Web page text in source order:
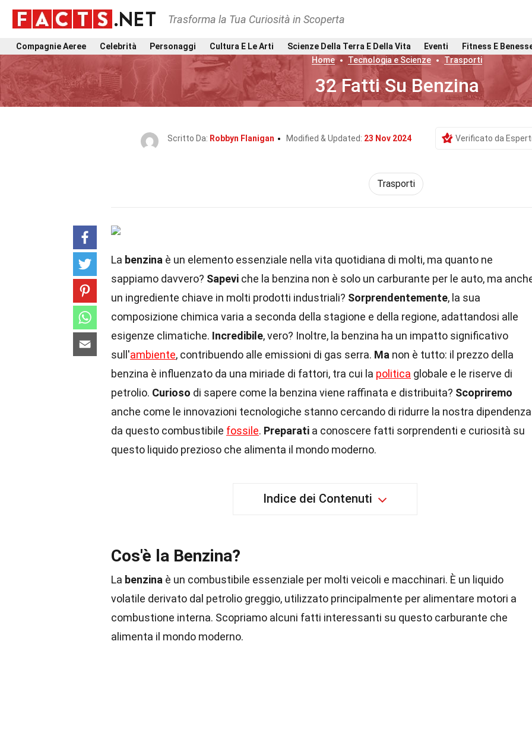
Trasforma la Tua Curiosità in Scoperta
Compagnie Aeree Celebrità Personaggi Cultura E Le Arti Scienze Della Terra E Della Vita Eventi
Fitness E
Home
Tecnologia e Scienze Trasporti
32 Fatti Su Benzina
Scritto Da: Robbyn Flanigan Modified & Updated: 23 Nov 2024 Verificato da
Trasporti
La benzina è un elemento essenziale nella vita quotidiana di molti, ma quanto ne
sappiamo davvero? Sapevi che la benzina non è solo un carburante per le auto, ma
un ingrediente chiave in molti prodotti industriali? Sorprendentemente, la sua
composizione chimica varia a seconda della stagione e della regione, adattandosi alle
esigenze climatiche. Incredibile, vero? Inoltre, la benzina ha un impatto significativo
sull'ambiente, contribuendo alle emissioni di gas serra. Ma non è tutto: il prezzo della
benzina è influenzato da una miriade di fattori, tra cui la politica globale e le riserve di
petrolio. Curioso di sapere come la benzina viene raffinata e distribuita? Scopriremo
anche come le innovazioni tecnologiche stanno cercando di ridurre la nostra dipendenza
da questo combustibile fossile. Preparati a conoscere fatti sorprendenti e curiosità su
questo liquido prezioso che alimenta il mondo moderno.
Indice dei Contenuti
Cos'è la Benzina?
La benzina è un combustibile essenziale per molti veicoli e macchinari. È un liquido
volatile derivato dal petrolio greggio, utilizzato principalmente per alimentare motori a
combustione interna. Scopriamo alcuni fatti interessanti su questo carburante che
alimenta il mondo moderno.